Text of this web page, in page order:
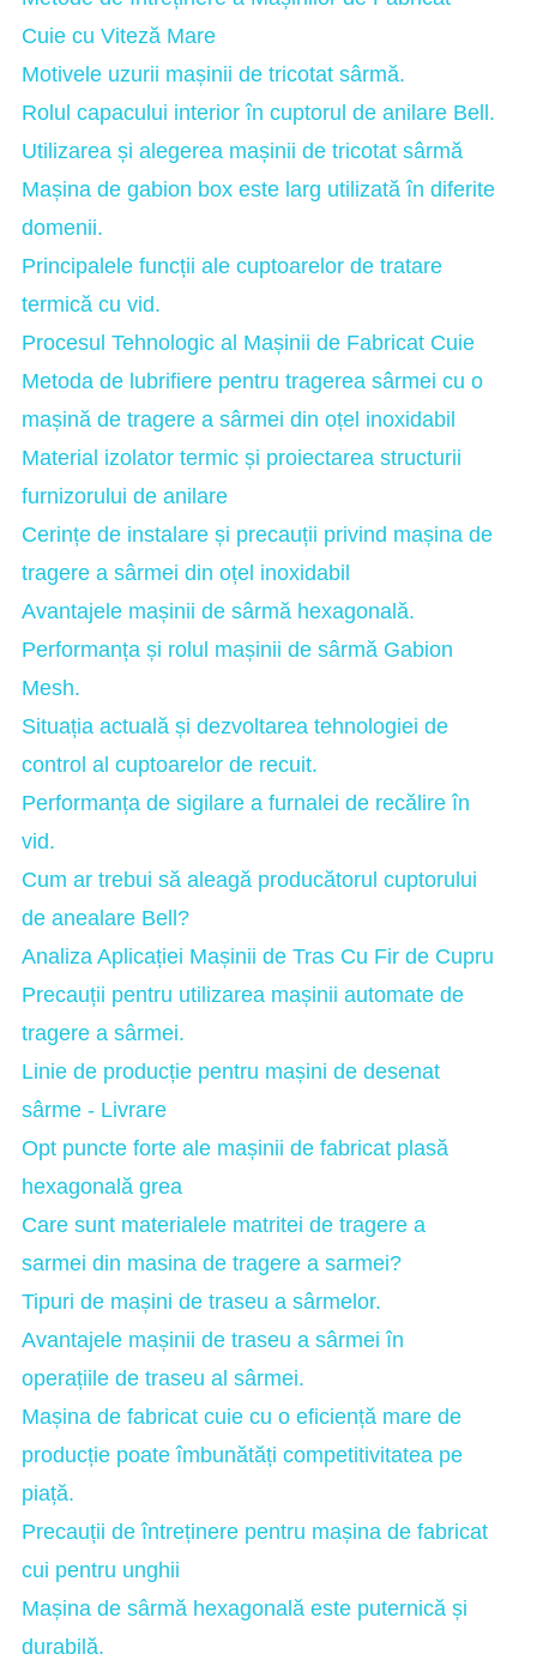
Cuie cu Viteză Mare
Motivele uzurii mașinii de tricotat sârmă.
Rolul capacului interior în cuptorul de anilare Bell.
Utilizarea și alegerea mașinii de tricotat sârmă
Mașina de gabion box este larg utilizată în diferite
domenii.
Principalele funcții ale cuptoarelor de tratare
termică cu vid.
Procesul Tehnologic al Mașinii de Fabricat Cuie
Metoda de lubrifiere pentru tragerea sârmei cu o
mașină de tragere a sârmei din oțel inoxidabil
Material izolator termic și proiectarea structurii
furnizorului de anilare
Cerințe de instalare și precauții privind mașina de
tragere a sârmei din oțel inoxidabil
Avantajele mașinii de sârmă hexagonală.
Performanța și rolul mașinii de sârmă Gabion
Mesh.
Situația actuală și dezvoltarea tehnologiei de
control al cuptoarelor de recuit.
Performanța de sigilare a furnalei de recălire în
vid.
Cum ar trebui să aleagă producătorul cuptorului
de anealare Bell?
Analiza Aplicației Mașinii de Tras Cu Fir de Cupru
Precauții pentru utilizarea mașinii automate de
tragere a sârmei.
Linie de producție pentru mașini de desenat
sârme - Livrare
Opt puncte forte ale mașinii de fabricat plasă
hexagonală grea
Care sunt materialele matritei de tragere a
sarmei din masina de tragere a sarmei?
Tipuri de mașini de traseu a sârmelor.
Avantajele mașinii de traseu a sârmei în
operațiile de traseu al sârmei.
Mașina de fabricat cuie cu o eficiență mare de
producție poate îmbunătăți competitivitatea pe
piață.
Precauții de întreținere pentru mașina de fabricat
cui pentru unghii
Mașina de sârmă hexagonală este puternică și
durabilă.